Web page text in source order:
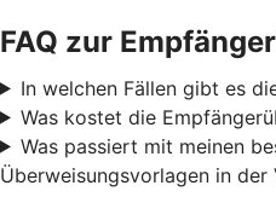
FAQ zur
In welchen Fällen gibt es
Was kostet die
Was passiert mit meinen
Überweisungsvorlagen in der